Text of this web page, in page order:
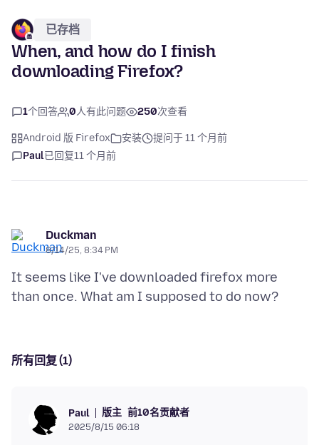
已存档
When, and how do I finish
downloading Firefox?
1个回答 0人有此问题 250次查看
Android 版 Firefox 安装
提问于 11 个月前
Paul已回复11 个月前
Duckman
8/14/25, 8:34 PM
It seems like I've downloaded firefox more
所有回复 (1)
Paul 版主 前10名贡献者
2025/8/15 06:18